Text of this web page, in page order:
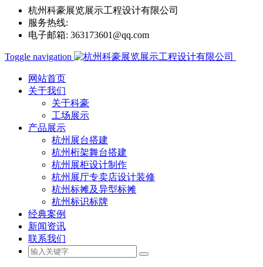
杭州科豪展览展示工程设计有限公司
服务热线:
电子邮箱: 363173601@qq.com
Toggle navigation
网站首页
关于我们
关于科豪
工场展示
产品展示
杭州展台搭建
杭州桁架舞台搭建
杭州展柜设计制作
杭州展厅专卖店设计装修
杭州标摊及异型标摊
杭州标识标牌
经典案例
新闻资讯
联系我们